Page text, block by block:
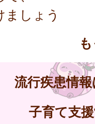
ましょう
流行疾患情
子育て支